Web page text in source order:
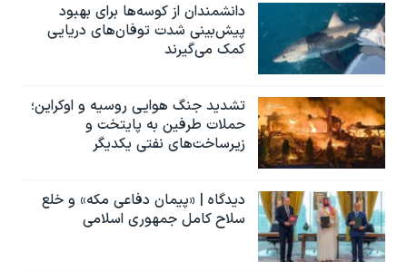
دانشمندان از کوسه‌ها برای بهبود
پیش‌بینی شدت توفان‌های دریایی
کمک می‌گیرند
تشدید جنگ هوایی روسیه و اوکراین؛
حملات طرفین به پایتخت‌ و
زیرساخت‌های نفتی یکدیگر
دیدگاه | «پیمان دفاعی مکه» و خلع
سلاح کامل جمهوری اسلامی